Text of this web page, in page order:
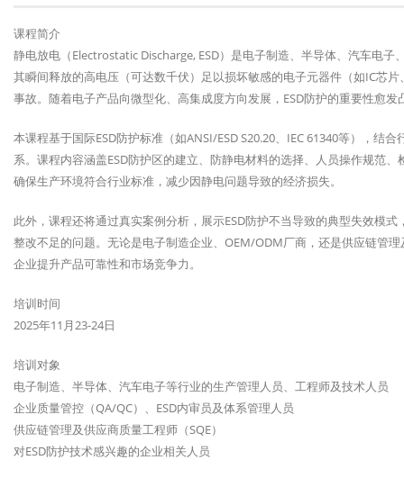
课程简介
静电放电（Electrostatic Discharge, ESD）是电子制造、半导体、汽车电
其瞬间释放的高电压（可达数千伏）足以损坏敏感的电子元器件（如IC芯
事故。随着电子产品向微型化、高集成度方向发展，ESD防护的重要性愈发
本课程基于国际ESD防护标准（如ANSI/ESD S20.20、IEC 61340等），结
系。课程内容涵盖ESD防护区的建立、防静电材料的选择、人员操作规范
确保生产环境符合行业标准，减少因静电问题导致的经济损失。
此外，课程还将通过真实案例分析，展示ESD防护不当导致的典型失效模
整改不足的问题。无论是电子制造企业、OEM/ODM厂商，还是供应链管
企业提升产品可靠性和市场竞争力。
培训时间
2025年11月23-24日
培训对象
电子制造、半导体、汽车电子等行业的生产管理人员、工程师及技术人员
企业质量管控（QA/QC）、ESD内审员及体系管理人员
供应链管理及供应商质量工程师（SQE）
对ESD防护技术感兴趣的企业相关人员